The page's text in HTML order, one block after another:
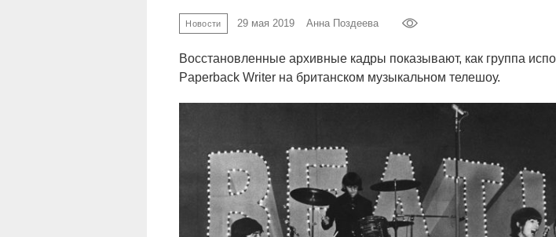
Новости 29 мая 2019 Анна Поздеева
Восстановленные архивные кадры показывают, как группа
Paperback Writer на британском музыкальном телешоу.